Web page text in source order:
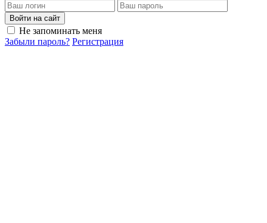
Войти на сайт
Не запоминать меня
Забыли пароль? Регистрация